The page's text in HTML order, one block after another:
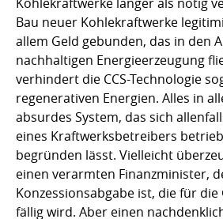
Bau neuer Kohlekraftwerke
allem Geld gebunden, das in den
nachhaltigen Energieerzeugung
verhindert die CCS-Technologie
regenerativen Energien. Alles in
absurdes System, das sich
eines Kraftwerksbetreibers
begründen lässt. Vielleicht
einen verarmten Finanzminister,
Konzessionsabgabe ist, die für die
fällig wird. Aber einen